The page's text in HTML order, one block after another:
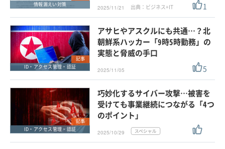
情報漏えい対策 2025/11/21 出典：ビジネス+IT 1
記事
ID・アクセス管理・認証
アサヒやアスクルにも共通…？北
朝鮮系ハッカー「9時5時勤務」の
実態と脅威の手口
2025/11/05 5
記事
ID・アクセス管理・認証
巧妙化するサイバー攻撃…被害を
受けても事業継続につながる「4つ
のポイント」
2025/10/29